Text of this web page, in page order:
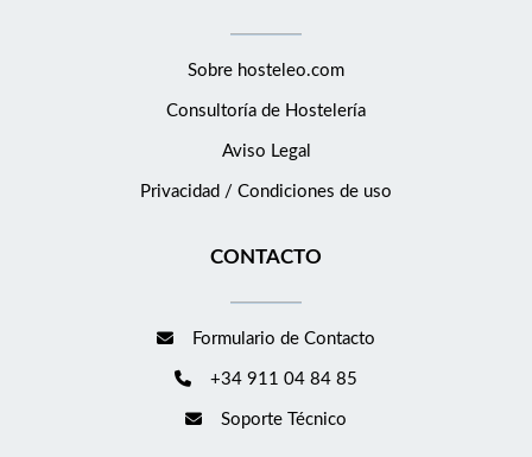
Sobre hosteleo.com
Consultoría de Hostelería
Aviso Legal
Privacidad / Condiciones de uso
CONTACTO
Formulario de Contacto
+34 911 04 84 85
Soporte Técnico